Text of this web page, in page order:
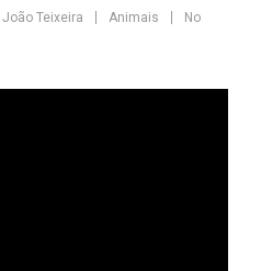
João Teixeira Animais
No